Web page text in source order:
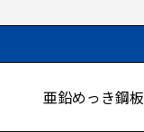
亜鉛めっき鋼板